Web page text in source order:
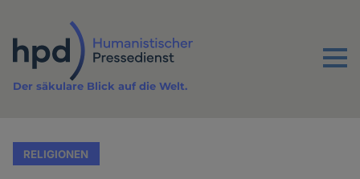
Inhalt
Menu
Der säkulare Blick auf die Welt.
RELIGIONEN